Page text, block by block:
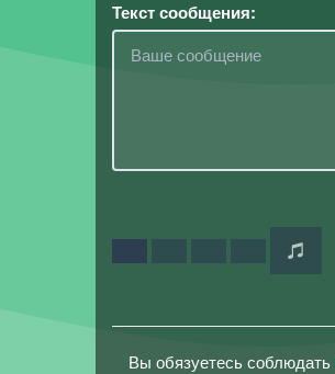
Текст сообщения:
Вы обязуетесь соблюдать